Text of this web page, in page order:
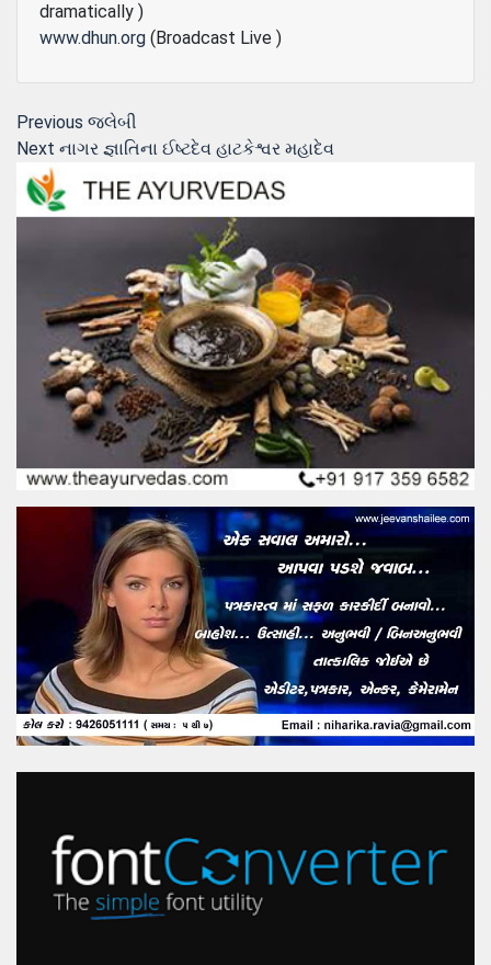
dramatically )
www.dhun.org (Broadcast Live )
Post
navigation
Previous Previous
post:
જલેબી
Next Next
નાગર જ્ઞાતિના ઈષ્ટદેવ હાટકેશ્વર મહાદેવ